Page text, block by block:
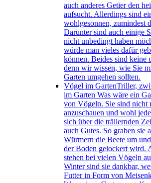
auch anderes Getier den
aufsucht. Allerdings sind
wohlgesonnen, zumindest
Darunter sind auch einige
nicht unbedingt haben
würde man vieles dafür
können. Beides sind keine
denn wir wissen, wie Sie
Garten umgehen sollten.
Vögel im GartenTriller,
im Garten Was wäre ein
von Vögeln. Sie sind nicht
anzuschauen und wohl
sich über die trällernden
auch Gutes. So graben sie
Würmern die Beete um
der Boden gelockert wird.
stehen bei vielen Vögeln
Winter sind sie dankbar,
Futter in Form von